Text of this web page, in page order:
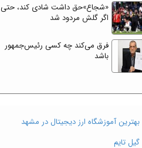
«شجاع»حق داشت شادی کند، حتی
اگر گلش مردود شد
فرق می‌کند چه کسی رئیس‌جمهور
باشد
بهترین آموزشگاه ارز دیجیتال در مشهد
گیل تایم